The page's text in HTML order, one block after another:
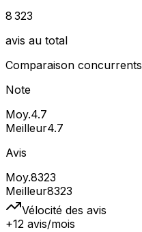
8 323
avis au total
Comparaison concurrents
Note
Moy.4.7
Meilleur4.7
Avis
Moy.8323
Meilleur8323
Vélocité des avis
+12 avis/mois